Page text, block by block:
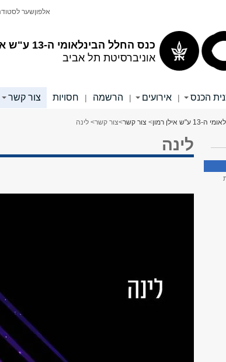
כנס החלל הבינלאומי ה-13 ע"ש אילן רמון
אוניברסיטת תל אביב
אלפוןשער
הכנס | אירועים | הרשמה | חסויות צור קשר
אילן רמון > צור קשר>צור קשר> לינה
לינה